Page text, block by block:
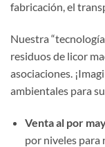
fabricación, el
Nuestra
residuos de licor
asociaciones.
ambientales para
Venta al por
por niveles para